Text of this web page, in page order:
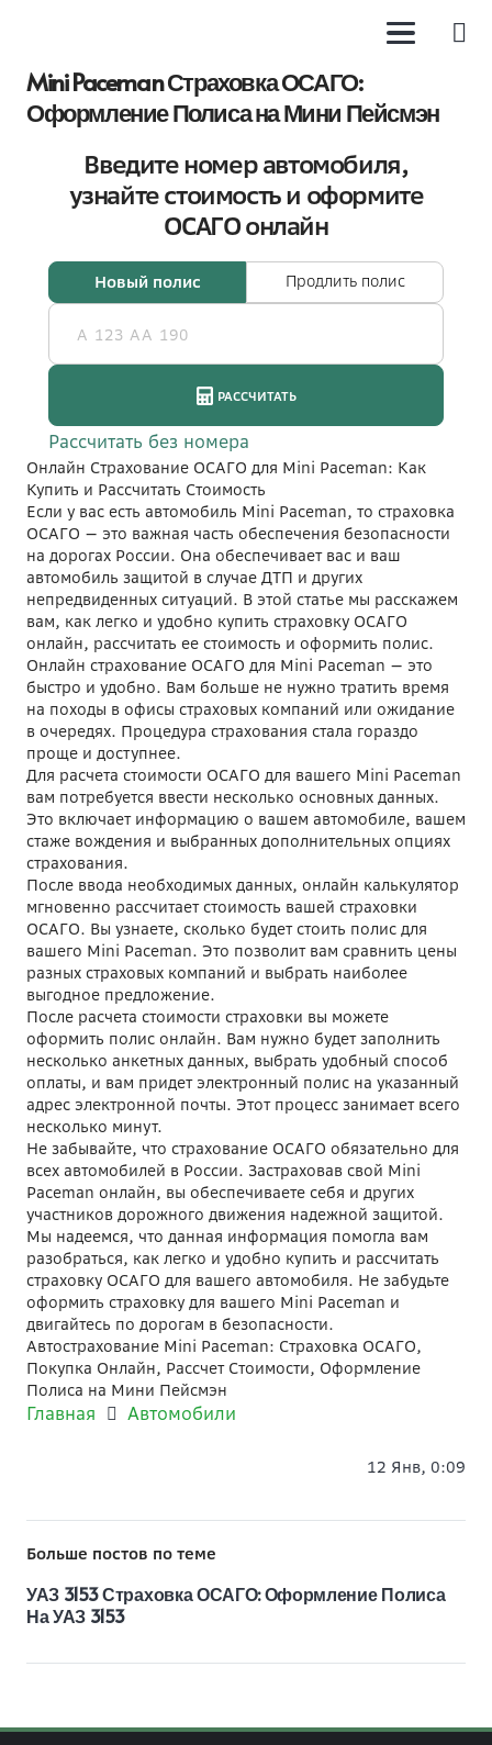
Mini Paceman Страховка ОСАГО:
Оформление Полиса на Мини Пейсмэн
Онлайн Страхование ОСАГО для Mini Paceman: Как
Купить и Рассчитать Стоимость
Если у вас есть автомобиль Mini Paceman, то страховка
ОСАГО — это важная часть обеспечения безопасности
на дорогах России. Она обеспечивает вас и ваш
автомобиль защитой в случае ДТП и других
непредвиденных ситуаций. В этой статье мы расскажем
вам, как легко и удобно купить страховку ОСАГО
онлайн, рассчитать ее стоимость и оформить полис.
Онлайн страхование ОСАГО для Mini Paceman — это
быстро и удобно. Вам больше не нужно тратить время
на походы в офисы страховых компаний или ожидание
в очередях. Процедура страхования стала гораздо
проще и доступнее.
Для расчета стоимости ОСАГО для вашего Mini Paceman
вам потребуется ввести несколько основных данных.
Это включает информацию о вашем автомобиле, вашем
стаже вождения и выбранных дополнительных опциях
страхования.
После ввода необходимых данных, онлайн калькулятор
мгновенно рассчитает стоимость вашей страховки
ОСАГО. Вы узнаете, сколько будет стоить полис для
вашего Mini Paceman. Это позволит вам сравнить цены
разных страховых компаний и выбрать наиболее
выгодное предложение.
После расчета стоимости страховки вы можете
оформить полис онлайн. Вам нужно будет заполнить
несколько анкетных данных, выбрать удобный способ
оплаты, и вам придет электронный полис на указанный
адрес электронной почты. Этот процесс занимает всего
несколько минут.
Не забывайте, что страхование ОСАГО обязательно для
всех автомобилей в России. Застраховав свой Mini
Paceman онлайн, вы обеспечиваете себя и других
участников дорожного движения надежной защитой.
Мы надеемся, что данная информация помогла вам
разобраться, как легко и удобно купить и рассчитать
страховку ОСАГО для вашего автомобиля. Не забудьте
оформить страховку для вашего Mini Paceman и
двигайтесь по дорогам в безопасности.
Автострахование Mini Paceman: Страховка ОСАГО,
Покупка Онлайн, Рассчет Стоимости, Оформление
Полиса на Мини Пейсмэн
Главная Автомобили
12 Янв, 0:09
Больше постов по теме
УАЗ 3153 Страховка ОСАГО: Оформление Полиса
На УАЗ 3153